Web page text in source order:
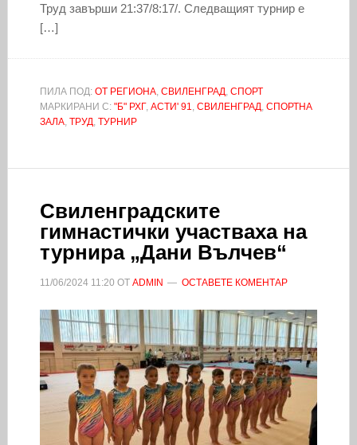
Труд завърши 21:37/8:17/. Следващият турнир е
[…]
ПИЛА ПОД: ОТ РЕГИОНА, СВИЛЕНГРАД, СПОРТ
МАРКИРАНИ С: "Б" РХГ, АСТИ' 91, СВИЛЕНГРАД, СПОРТНА
ЗАЛА, ТРУД, ТУРНИР
Свиленградските
гимнастички участваха на
турнира „Дани Вълчев“
11/06/2024 11:20 ОТ ADMIN ОСТАВЕТЕ КОМЕНТАР